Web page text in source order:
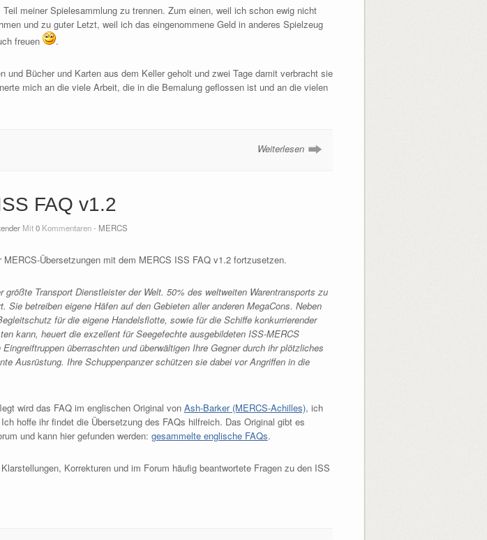
meiner Spielesammlung zu trennen. Zum einen, weil ich schon ewig nicht
und zu guter Letzt, weil ich das eingenommene Geld in anderes Spielzeug
freuen
.
Bücher und Karten aus dem Keller geholt und zwei Tage damit verbracht sie
mich an die viele Arbeit, die in die Bemalung geflossen ist und an die vielen
Weiterlesen
FAQ v1.2
Mit0Kommentaren - MERCS
MERCS-Übersetzungen mit dem MERCS ISS FAQ v1.2 fortzusetzen.
Transport Dienstleister der Welt. 50% des weltweiten Warentransports zu
Sie betreiben eigene Häfen auf den Gebieten aller anderen MegaCons. Neben
für die eigene Handelsflotte, sowie für die Schiffe konkurrierender
kann, heuert die exzellent für Seegefechte ausgebildeten ISS-MERCS
überraschten und überwältigen Ihre Gegner durch ihr plötzliches
Ausrüstung. Ihre Schuppenpanzer schützen sie dabei vor Angriffen in die
wird das FAQ im englischen Original von Ash-Barker (MERCS-Achilles), ich
hoffe ihr findet die Übersetzung des FAQs hilfreich. Das Original gibt es
und kann hier gefunden werden: gesammelte englische FAQs.
Korrekturen und im Forum häufig beantwortete Fragen zu den ISS